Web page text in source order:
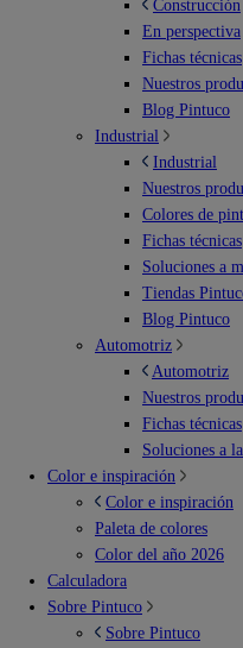
Construcción
En perspectiva
Fichas técnicas
Nuestros
Blog Pintuco
Industrial
Industrial
Nuestros
Colores de
Fichas técnicas
Soluciones a
Tiendas
Blog Pintuco
Automotriz
Automotriz
Nuestros
Fichas técnicas
Soluciones a
Color e inspiración
Color e inspiración
Paleta de colores
Color del año 2026
Calculadora
Sobre Pintuco
Sobre Pintuco